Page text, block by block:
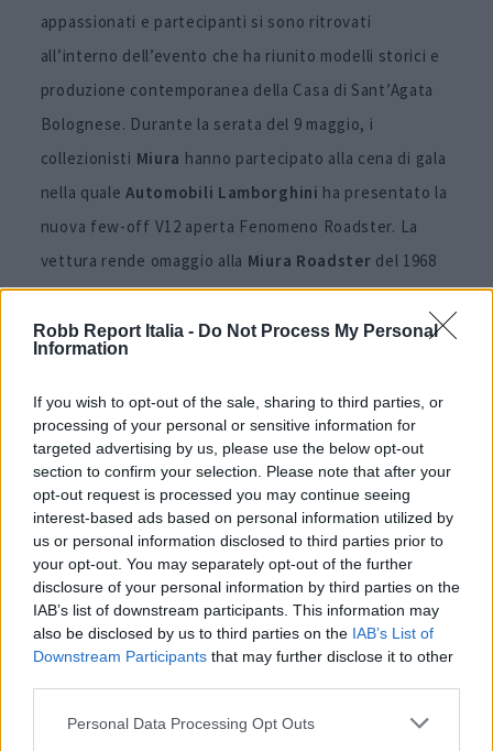
Robb Report Italia - Do Not Process My Personal
Information
If you wish to opt-out of the sale, sharing to third parties, or
processing of your personal or sensitive information for
targeted advertising by us, please use the below opt-out
section to confirm your selection. Please note that after your
opt-out request is processed you may continue seeing
interest-based ads based on personal information utilized by
us or personal information disclosed to third parties prior to
your opt-out. You may separately opt-out of the further
disclosure of your personal information by third parties on the
IAB’s list of downstream participants. This information may
also be disclosed by us to third parties on the IAB’s List of
Downstream Participants that may further disclose it to other
Personal Data Processing Opt Outs
appassionati e partecipanti si sono ritrovati
all’interno dell’evento che ha riunito modelli storici e
produzione contemporanea della Casa di Sant’Agata
Bolognese. Durante la serata del 9 maggio, i
collezionisti Miura hanno partecipato alla cena di gala
nella qualeAutomobili Lamborghini ha presentato la
nuova few-off V12 aperta Fenomeno Roadster. La
vettura rende omaggio alla Miura Roadster del 1968
attraverso carrozzeria e combinazioni cromatiche.
Il ruolo del Polo Storico
Lamborghini
Uno degli elementi centrali del